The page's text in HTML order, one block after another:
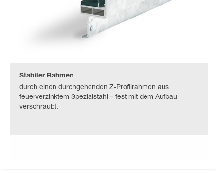
Stabiler Rahmen
durch einen durchgehenden Z-Profilrahmen aus
feuerverzinktem Spezialstahl – fest mit dem Aufbau
verschraubt.